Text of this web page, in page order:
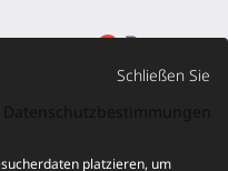
Schließen Sie
platzieren, um